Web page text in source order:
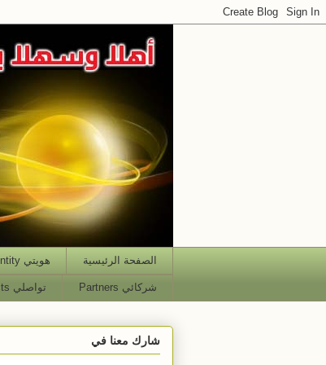
الصفحة الرئيسية هويتي Identity
شركائي Partners تواصلي Contacts
شارك معنا في